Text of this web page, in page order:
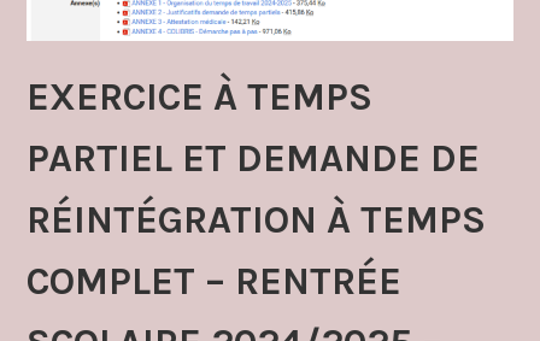
EXERCICE À TEMPS
PARTIEL ET DEMANDE DE
RÉINTÉGRATION À TEMPS
COMPLET – RENTRÉE